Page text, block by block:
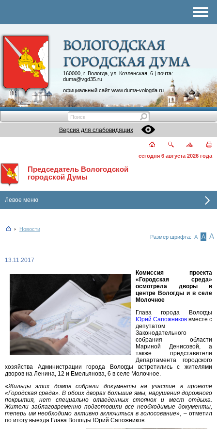
160000, г. Вологда, ул. Козленская, 6 | почта:
duma@vgd35.ru
официальный сайт www.duma-vologda.ru
Контакты
Депутатские объединения
Версия для слабовидящих
сегодня 6 августа 2026 года
Председатель Вологодской
городской Думы
Левое меню
Новости
Размер шрифта: А А А
13.11.2017
Комиссия проекта
«Городская среда»
осмотрела дворы в
центре Вологды и в селе
Молочное
Глава города Вологды
Юрий Сапожников вместе с
депутатом
Законодательного
собрания области
Мариной Денисовой, а
также представители
Департамента городского
хозяйства Администрации города Вологды встретились с жителями
дворов на Ленина, 12 и Емельянова, 6 в селе Молочное.
«Жильцы этих домов собрали документы на участие в проекте
«Городская среда». В обоих дворах большие ямы, нарушения дорожного
покрытия, нет специально отведенных стоянок и мест отдыха.
Жители заблаговременно подготовили все необходимые документы,
теперь им необходимо активно включиться в голосование», – отметил
по итогу выезда Глава Вологды Юрий Сапожников.